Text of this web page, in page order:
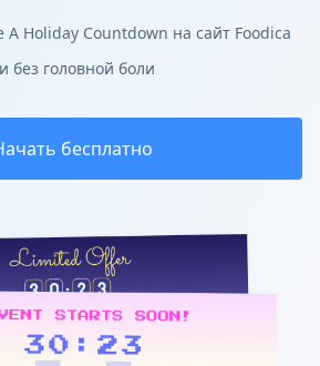
Holiday Countdown на сайт Foodica
без головной боли
бесплатно